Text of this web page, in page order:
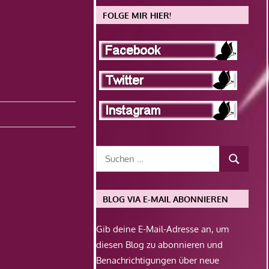
FOLGE MIR HIER!
BLOG VIA E-MAIL ABONNIEREN
Gib deine E-Mail-Adresse an, um
diesen Blog zu abonnieren und
Benachrichtigungen über neue